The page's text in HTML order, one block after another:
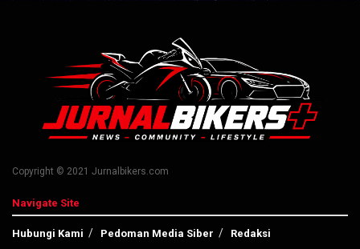
Copyright © 2021 Jurnalbikers.com
Navigate Site
Hubungi Kami Pedoman Media Siber Redaksi